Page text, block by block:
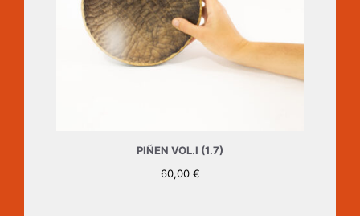
PIÑEN VOL.I (1.7)
60,00 €